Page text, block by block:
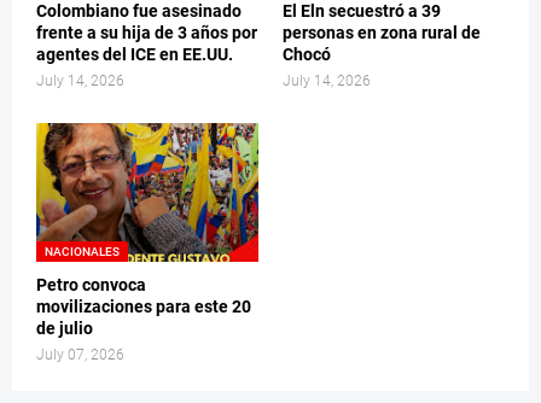
Colombiano fue asesinado
frente a su hija de 3 años por
agentes del ICE en EE.UU.
July 14, 2026
El Eln secuestró a 39
personas en zona rural de
Chocó
July 14, 2026
NACIONALES
Petro convoca
movilizaciones para este 20
de julio
July 07, 2026